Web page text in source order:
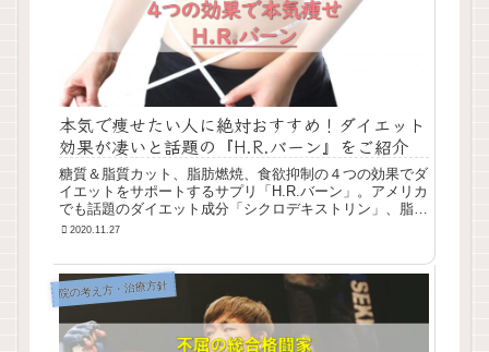
本気で痩せたい人に絶対おすすめ！ダイエット
効果が凄いと話題の『H.R.バーン』をご紹介
糖質＆脂質カット、脂肪燃焼、食欲抑制の４つの効果でダ
イエットをサポートするサプリ「H.R.バーン」。アメリカ
でも話題のダイエット成分「シクロデキストリン」、脂肪
を吸着させる成分は「キトサン」の16倍。そんなH.Rバー
骨院の健康＆美容じゅく
2020.11.27
院の考え方・治療方針